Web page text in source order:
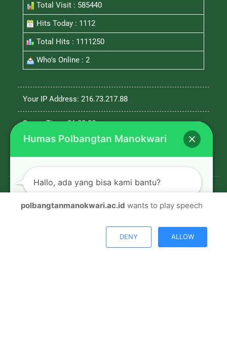
Total Visit : 585440
Hits Today : 1112
Total Hits : 1111250
Who's Online : 2
Your IP Address: 216.73.217.88
Server Time: 26-08-08
Humas Polbangtan Manokwari
Hallo, ada yang bisa kami bantu?
polbangtanmanokwari.ac.id wants to play speech
DENY ALLOW